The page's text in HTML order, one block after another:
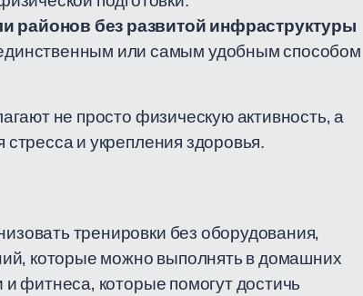
районов без развитой инфраструктуры
или самым удобным способом
не просто физическую активность, а
и укрепления здоровья.
тренировки без оборудования,
которые можно выполнять в домашних
фитнеса, которые помогут достичь